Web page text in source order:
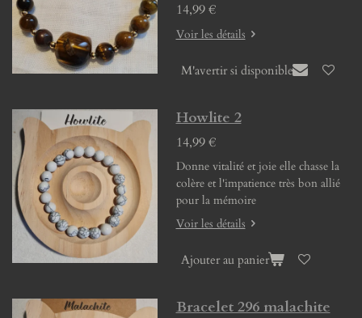
14,99 €
Voir les détails
M'avertir si disponible
Howlite 2
14,99 €
Donne vitalité et joie elle chasse la
colère et l'impatience très bon allié
pour la mémoire
Voir les détails
Ajouter au panier
Bracelet 296 malachite